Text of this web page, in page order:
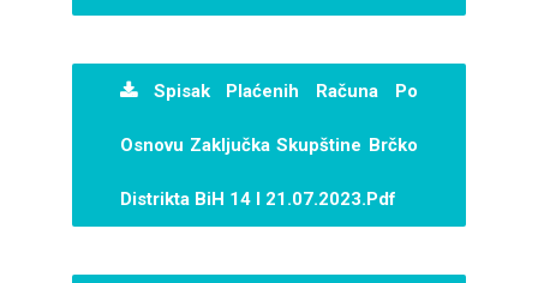
Spisak Plaćenih Računa Po
Osnovu Zaključka Skupštine Brčko
Distrikta BiH 14 I 21.07.2023.pdf